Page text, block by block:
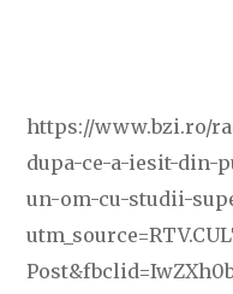
https://www.bzi.ro/
dupa-ce-a-iesit-din-
un-om-cu-studii-